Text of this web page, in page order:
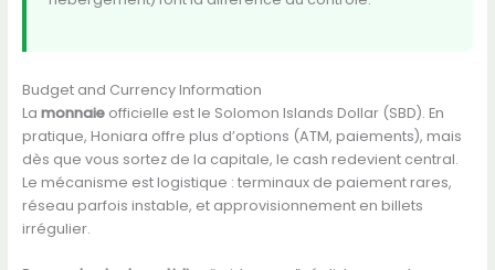
Budget and Currency Information
La monnaieofficielle est le Solomon Islands Dollar (SBD). En
pratique, Honiara offre plus d’options (ATM, paiements), mais
dès que vous sortez de la capitale, le cash redevient central.
Le mécanisme est logistique : terminaux de paiement rares,
réseau parfois instable, et approvisionnement en billets
irrégulier.